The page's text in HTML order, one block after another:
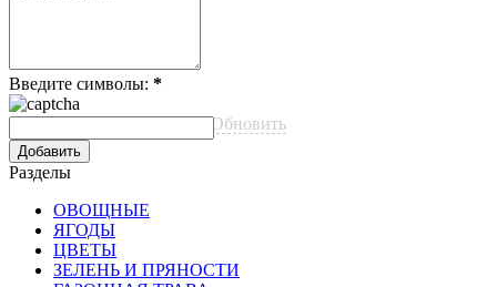
Введите символы: *
Обновить
Разделы
ОВОЩНЫЕ
ЯГОДЫ
ЦВЕТЫ
ЗЕЛЕНЬ И ПРЯНОСТИ